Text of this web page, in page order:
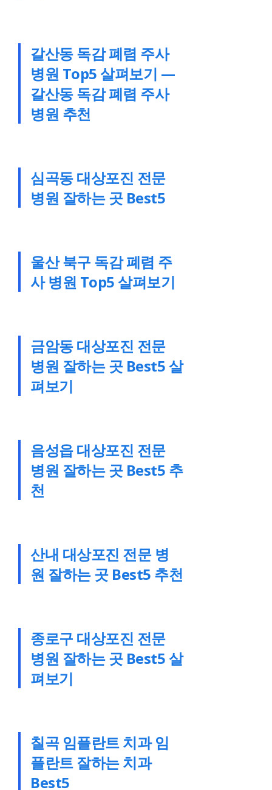
갈산동 독감 폐렴 주사
병원 Top5 살펴보기 —
갈산동 독감 폐렴 주사
병원 추천
심곡동 대상포진 전문
병원 잘하는 곳 Best5
울산 북구 독감 폐렴 주
사 병원 Top5 살펴보기
금암동 대상포진 전문
병원 잘하는 곳 Best5 살
펴보기
음성읍 대상포진 전문
병원 잘하는 곳 Best5 추
천
산내 대상포진 전문 병
원 잘하는 곳 Best5 추천
종로구 대상포진 전문
병원 잘하는 곳 Best5 살
펴보기
칠곡 임플란트 치과 임
플란트 잘하는 치과
Best5